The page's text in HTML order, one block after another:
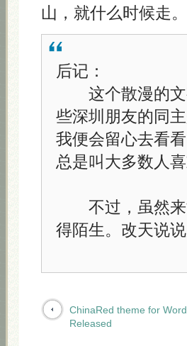
山，就什么时候走。
后记：
这个散漫的文
些深圳朋友的同
我便会留心去看
总是叫大多数人喜
不过，虽然来
得陌生。改天说
ChinaRed theme for
Released